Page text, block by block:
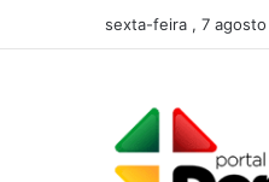
sexta-feira , 7